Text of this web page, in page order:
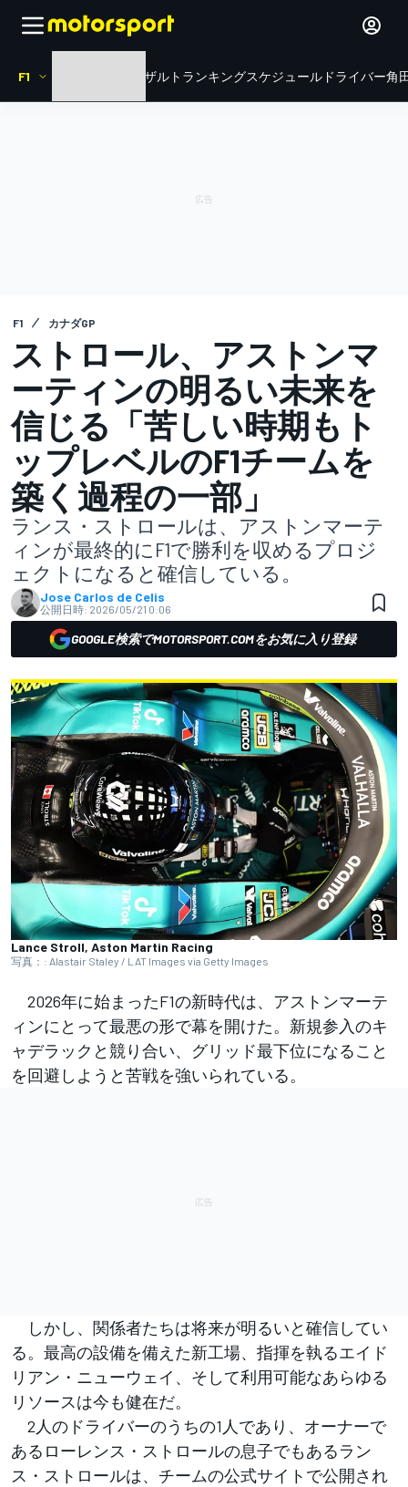
F1 リザルト ランキングスケジュール ドライバー角
F1 カナダGP
ストロール、アストンマ
ーティンの明るい未来を
信じる「苦しい時期もト
ップレベルのF1チームを
築く過程の一部」
ランス・ストロールは、アストンマーテ
ィンが最終的にF1で勝利を収めるプロジ
ェクトになると確信している。
Jose Carlos de Celis
公開日時: 2026/05/21 0:06
GOOGLE検索でMOTORSPORT.COMをお気に入り登録
Lance Stroll, Aston Martin Racing
写真：: Alastair Staley / LAT Images via Getty Images
2026年に始まったF1の新時代は、アストンマーテ
ィンにとって最悪の形で幕を開けた。新規参入のキ
ャデラックと競り合い、グリッド最下位になること
を回避しようと苦戦を強いられている。
しかし、関係者たちは将来が明るいと確信してい
る。最高の設備を備えた新工場、指揮を執るエイド
リアン・ニューウェイ、そして利用可能なあらゆる
リソースは今も健在だ。
2人のドライバーのうちの1人であり、オーナーで
あるローレンス・ストロールの息子でもあるラン
ス・ストロールは、チームの公式サイトで公開され